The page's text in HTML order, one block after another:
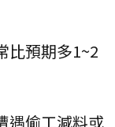
比預期多1~2
遇偷工減料或